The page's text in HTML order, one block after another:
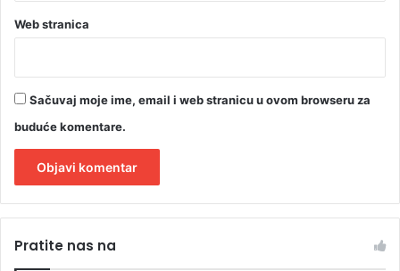
Web stranica
Sačuvaj moje ime, email i web stranicu u ovom browseru za
buduće komentare.
tPratite nas na